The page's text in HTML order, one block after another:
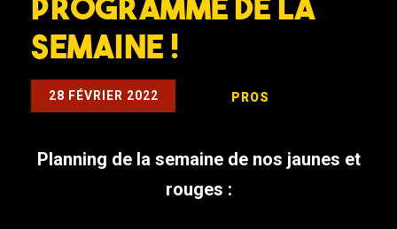
semaine !
28 FÉVRIER 2022 PROS
Planning de la semaine de nos jaunes et
rouges :